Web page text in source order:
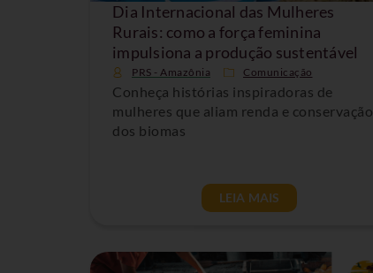
Dia Internacional das Mulheres
Rurais: como a força feminina
impulsiona a produção sustentável
PRS - Amazônia Comunicação
Conheça histórias inspiradoras de
mulheres que aliam renda e conservação
dos biomas
LEIA MAIS